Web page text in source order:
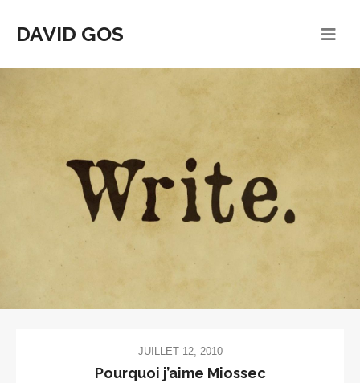
DAVID GOS
JUILLET 12, 2010
Pourquoi j’aime Miossec